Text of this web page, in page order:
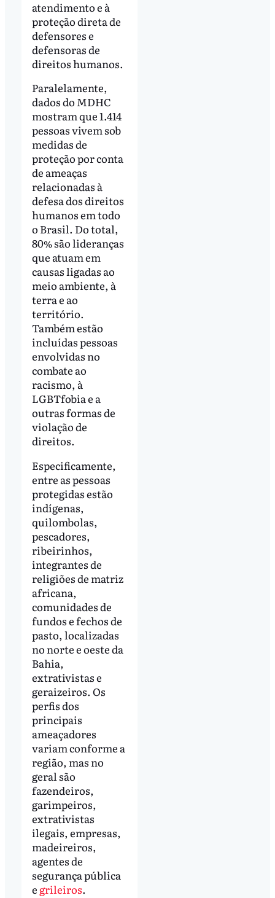
atendimento e à
proteção direta de
defensores e
defensoras de
direitos humanos.
Paralelamente,
dados do MDHC
mostram que 1.414
pessoas vivem sob
medidas de
proteção por conta
de ameaças
relacionadas à
defesa dos direitos
humanos em todo
o Brasil. Do total,
80% são lideranças
que atuam em
causas ligadas ao
meio ambiente, à
terra e ao
território.
Também estão
incluídas pessoas
envolvidas no
combate ao
racismo, à
LGBTfobia e a
outras formas de
violação de
direitos.
Especificamente,
entre as pessoas
protegidas estão
indígenas,
quilombolas,
pescadores,
ribeirinhos,
integrantes de
religiões de matriz
africana,
comunidades de
fundos e fechos de
pasto, localizadas
no norte e oeste da
Bahia,
extrativistas e
geraizeiros. Os
perfis dos
principais
ameaçadores
variam conforme a
região, mas no
geral são
fazendeiros,
garimpeiros,
extrativistas
ilegais, empresas,
madeireiros,
agentes de
segurança pública
egrileiros.